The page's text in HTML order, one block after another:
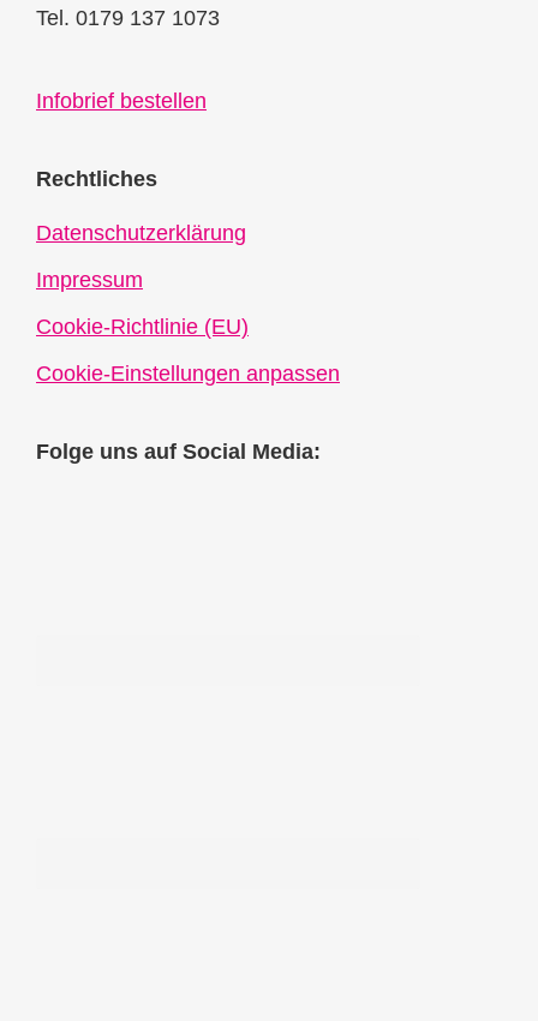
Tel. 0179 137 1073
Infobrief bestellen
Rechtliches
Datenschutzerklärung
Impressum
Cookie-Richtlinie (EU)
Cookie-Einstellungen anpassen
Folge uns auf Social Media: